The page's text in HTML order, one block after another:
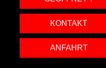
KONTAKT
ANFAHRT